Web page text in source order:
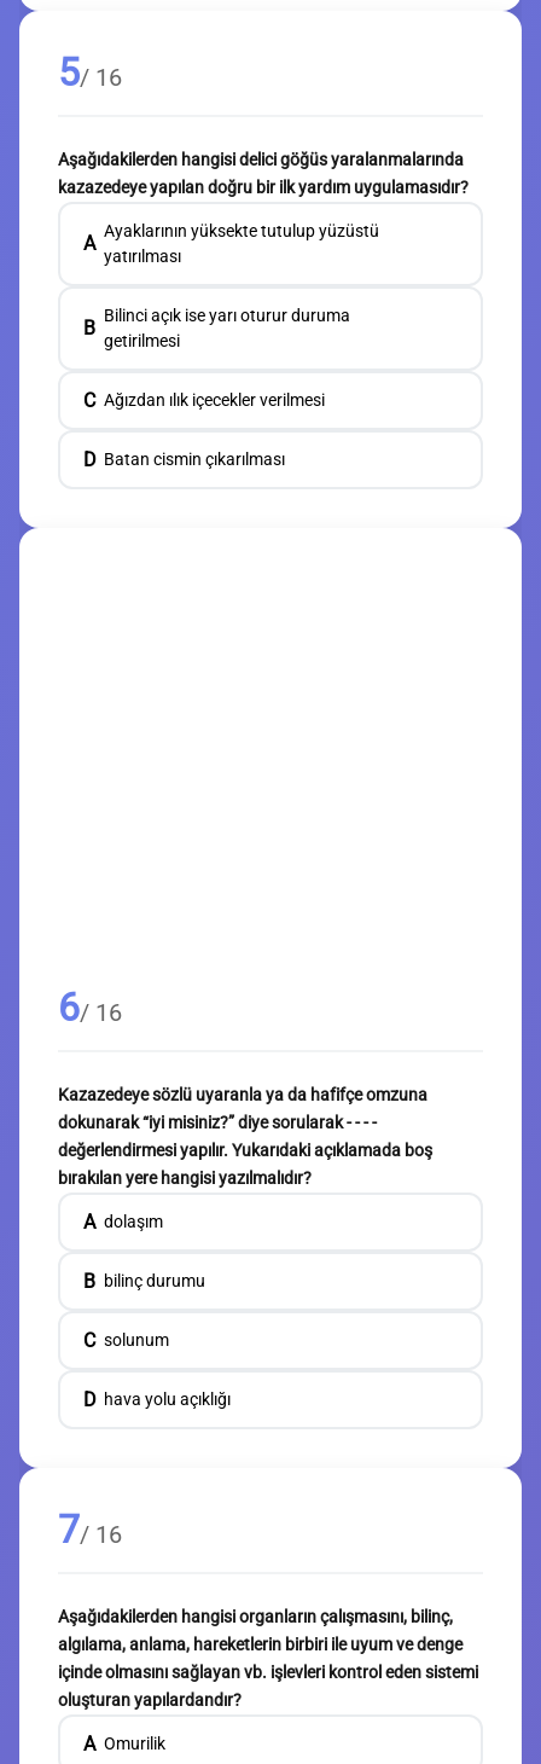
5/ 16
Aşağıdakilerden hangisi delici göğüs yaralanmalarında
kazazedeye yapılan doğru bir ilk yardım uygulamasıdır?
A
Ayaklarının yüksekte tutulup yüzüstü
yatırılması
B
Bilinci açık ise yarı oturur duruma
getirilmesi
C Ağızdan ılık içecekler verilmesi
D Batan cismin çıkarılması
6/ 16
Kazazedeye sözlü uyaranla ya da hafifçe omzuna
dokunarak “iyi misiniz?” diye sorularak - - - -
değerlendirmesi yapılır. Yukarıdaki açıklamada boş
bırakılan yere hangisi yazılmalıdır?
A dolaşım
B bilinç durumu
C solunum
D hava yolu açıklığı
7/ 16
Aşağıdakilerden hangisi organların çalışmasını, bilinç,
algılama, anlama, hareketlerin birbiri ile uyum ve denge
içinde olmasını sağlayan vb. işlevleri kontrol eden sistemi
oluşturan yapılardandır?
A Omurilik